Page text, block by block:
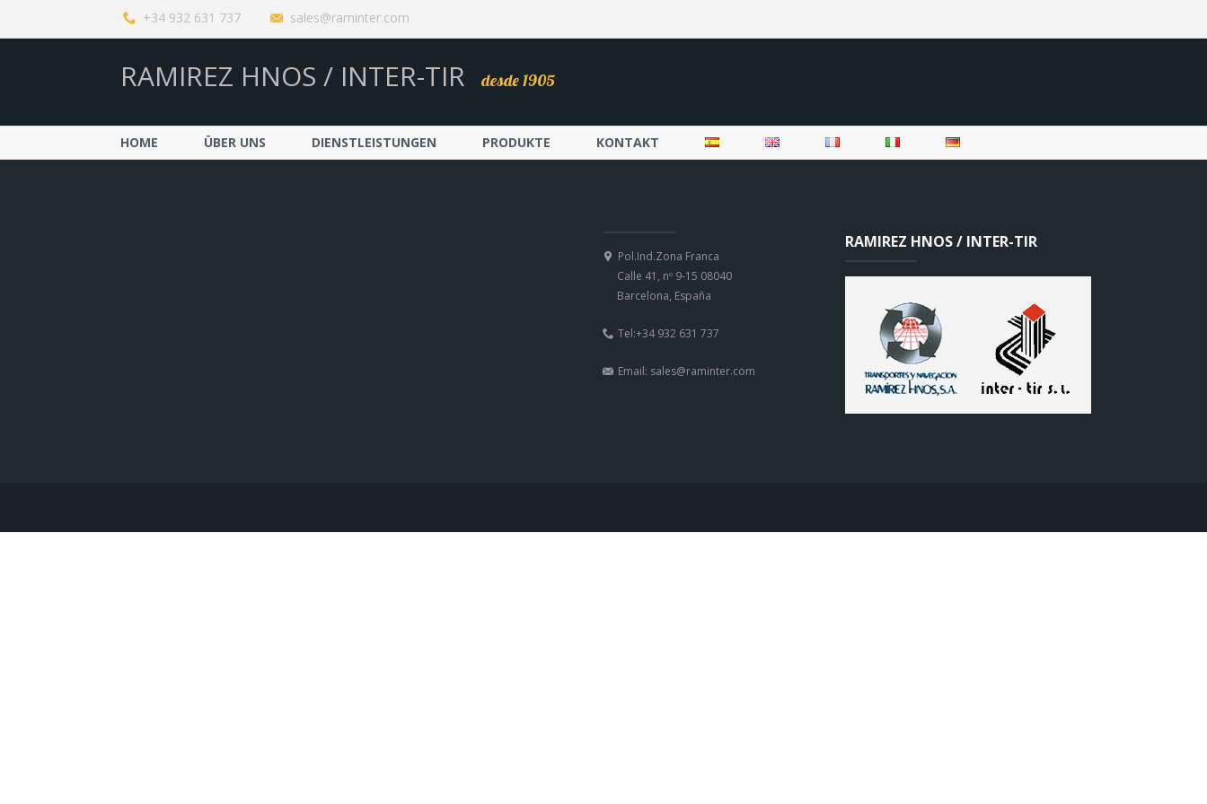
+34 932 631 737 sales@raminter.com
RAMIREZ HNOS / INTER-TIR desde 1905
HOME ÜBER UNS DIENSTLEISTUNGEN PRODUKTE KONTAKT
Pol.Ind.Zona Franca
Calle 41, nº 9-15 08040
Barcelona, España
Tel:+34 932 631 737
Email: sales@raminter.com
RAMIREZ HNOS / INTER-TIR